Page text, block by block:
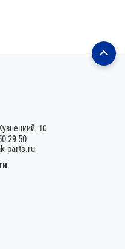
10
29 50
parts.ru